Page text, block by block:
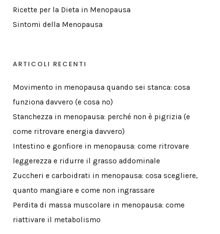
Ricette per la Dieta in Menopausa
Sintomi della Menopausa
ARTICOLI RECENTI
Movimento in menopausa quando sei stanca: cosa
funziona davvero (e cosa no)
Stanchezza in menopausa: perché non è pigrizia (e
come ritrovare energia davvero)
Intestino e gonfiore in menopausa: come ritrovare
leggerezza e ridurre il grasso addominale
Zuccheri e carboidrati in menopausa: cosa scegliere,
quanto mangiare e come non ingrassare
Perdita di massa muscolare in menopausa: come
riattivare il metabolismo